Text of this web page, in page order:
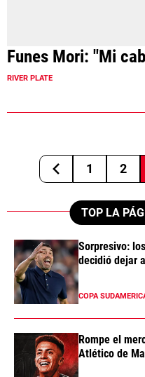
Funes Mori: "Mi
RIVER PLATE
1 2
TOP LA
Sorpresivo:
decidió dejar
COPA
Rompe el
Atlético de